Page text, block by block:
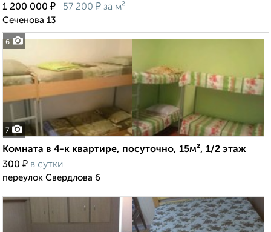
6
1 200 000 ₽ 57 200 ₽ за м²
Сеченова 13
7
Комната в 4-к квартире, посуточно, 15м², 1/2 этаж
300 ₽ в сутки
переулок Свердлова 6